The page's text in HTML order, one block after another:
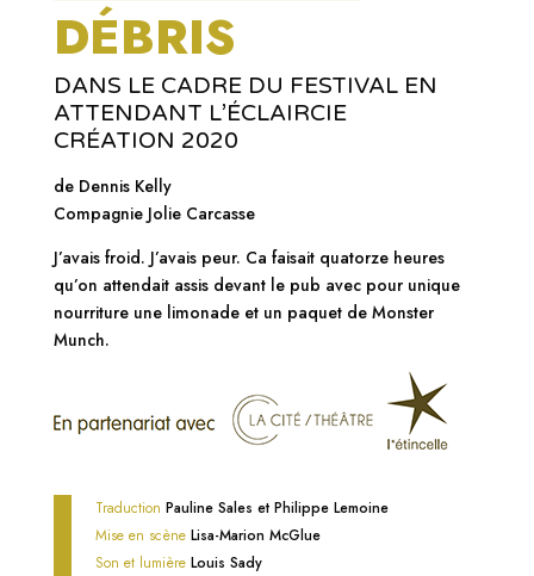
DÉBRIS
DANS LE CADRE DU FESTIVAL EN
ATTENDANT L’ÉCLAIRCIE
CRÉATION 2020
de Dennis Kelly
Compagnie Jolie Carcasse
J’avais froid. J’avais peur. Ca faisait quatorze heures
qu’on attendait assis devant le pub avec pour unique
nourriture une limonade et un paquet de Monster
Munch.
Traduction Pauline Sales et Philippe Lemoine
Mise en scèneLisa-Marion McGlue
Son et lumièreLouis Sady